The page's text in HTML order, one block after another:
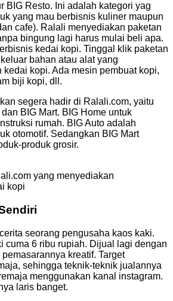
BIG Resto. Ini adalah kategori yag
yang mau berbisnis kuliner maupun
cafe). Ralali menyediakan paketan
bingung lagi harus mulai beli apa.
kedai kopi. Tinggal klik paketan
bahan atau alat yang
kedai kopi. Ada mesin pembuat kopi,
biji kopi, dll.
segera hadir di Ralali.com, yaitu
BIG Mart. BIG Home untuk
rumah. BIG Auto adalah
otomotif. Sedangkan BIG Mart
produk grosir.
yang menyediakan
kopi
seorang pengusaha kaos kaki.
cuma 6 ribu rupiah. Dijual lagi dengan
kreatif. Target
sehingga teknik-teknik jualannya
menggunakan kanal instagram.
laris banget.